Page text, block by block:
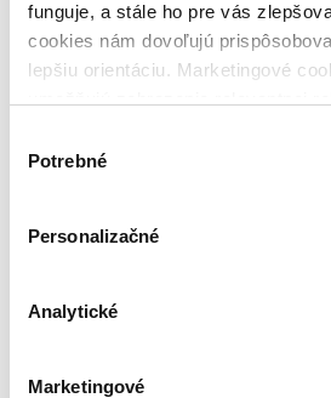
funguje, a stále ho pre vás
cookies nám dovoľujú
lepšiu orientáciu. Marketingové
keby sme mohli používať všetky
súhlasu
Potrebné
Personalizačné
Analytické
Marketingové